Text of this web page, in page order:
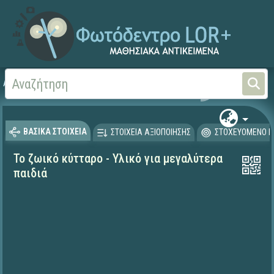
Αρχική Φυσικές Επιστήμες -
ΒΑΣΙΚΑ ΣΤΟΙΧΕΙΑ ΣΤΟΙΧΕΙΑ ΑΞΙΟΠΟΙΗΣΗΣ ΣΤΟΧΕΥΟΜΕΝΟ
Το ζωικό κύτταρο - Υλικό για μεγαλύτερα
παιδιά